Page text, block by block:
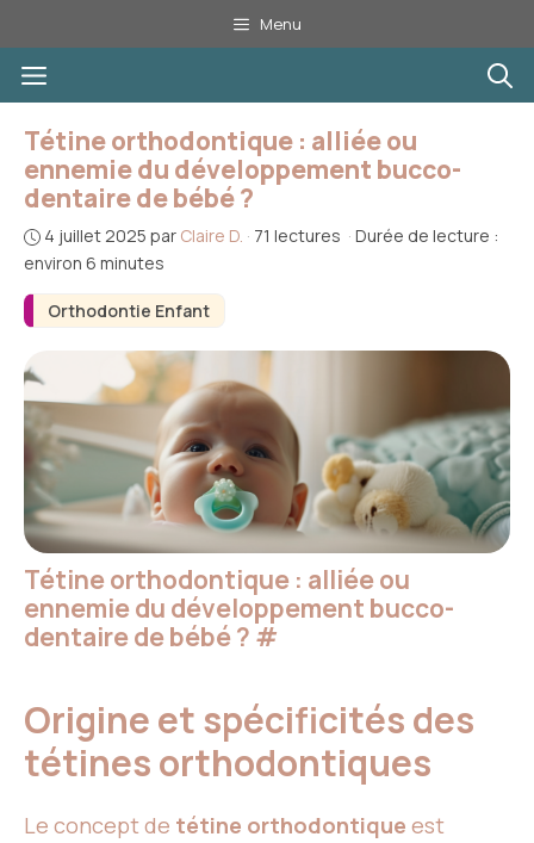
au
contenu
Menu
Menu
Orthodontie Enfant
Tétine orthodontique : alliée ou
ennemie du développement bucco-
dentaire de bébé ?
4 juillet 2025 par Claire D. · 71 lectures · Durée de lecture :
environ 6 minutes
Tétine orthodontique : alliée ou
ennemie du développement bucco-
dentaire de bébé ? #
Origine et spécificités des
tétines orthodontiques
Le concept de tétine orthodontique est